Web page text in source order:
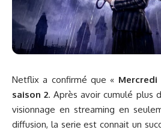
Netflix a confirmé que « Mercredi
saison 2. Après avoir cumulé plus
visionnage en streaming en
diffusion, la serie est connait un